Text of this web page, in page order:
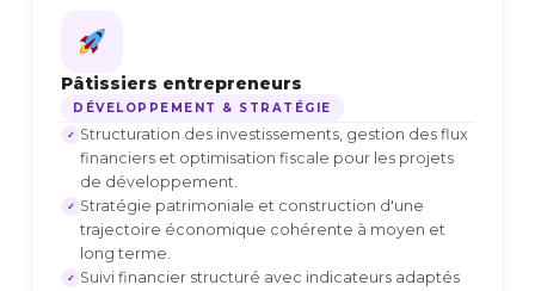
Pâtissiers entrepreneurs
DÉVELOPPEMENT & STRATÉGIE
✓ Structuration des investissements, gestion des flux
financiers et optimisation fiscale pour les projets
de développement.
✓ Stratégie patrimoniale et construction d'une
trajectoire économique cohérente à moyen et
long terme.
✓ Suivi financier structuré avec indicateurs adaptés